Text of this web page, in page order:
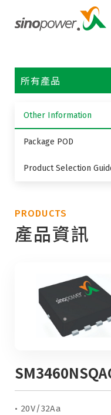
所有產品
Other Information
Package POD
Product Selection
PRODUCTS
產品資訊
• 20V/32Aa